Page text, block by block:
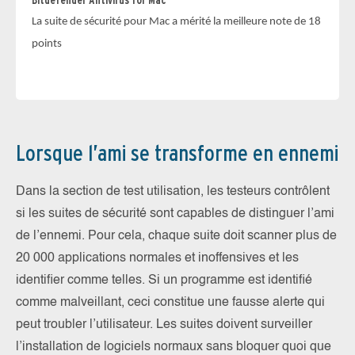
La suite de sécurité pour Mac a mérité la meilleure note de 18
points
Lorsque l’ami se transforme en ennemi
Dans la section de test utilisation, les testeurs contrôlent
si les suites de sécurité sont capables de distinguer l’ami
de l’ennemi. Pour cela, chaque suite doit scanner plus de
20 000 applications normales et inoffensives et les
identifier comme telles. Si un programme est identifié
comme malveillant, ceci constitue une fausse alerte qui
peut troubler l’utilisateur. Les suites doivent surveiller
l’installation de logiciels normaux sans bloquer quoi que